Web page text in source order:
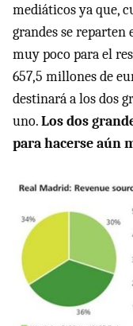
mediáticos ya que,
grandes se reparten
muy poco para el
657,5 millones de
destinará a los dos
uno.Los dos
para hacerse aún